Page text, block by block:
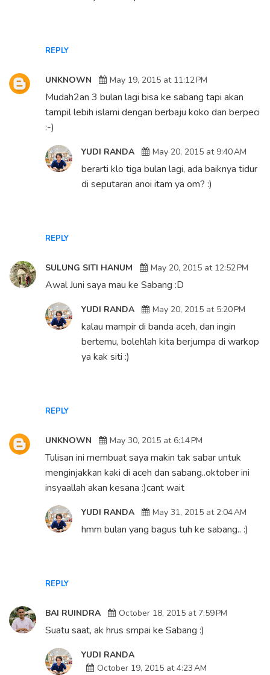
REPLY
UNKNOWN May 19, 2015 at 11:12 PM
Mudah2an 3 bulan lagi bisa ke sabang tapi akan
tampil lebih islami dengan berbaju koko dan berpeci
:-)
REPLY
YUDI RANDA May 20, 2015 at 9:40 AM
berarti klo tiga bulan lagi, ada baiknya tidur
di seputaran anoi itam ya om? :)
SULUNG SITI HANUM May 20, 2015 at 12:52 PM
Awal Juni saya mau ke Sabang :D
REPLY
YUDI RANDA May 20, 2015 at 5:20 PM
kalau mampir di banda aceh, dan ingin
bertemu, bolehlah kita berjumpa di warkop
ya kak siti :)
UNKNOWN May 30, 2015 at 6:14 PM
Tulisan ini membuat saya makin tak sabar untuk
menginjakkan kaki di aceh dan sabang..oktober ini
insyaallah akan kesana :)cant wait
REPLY
YUDI RANDA May 31, 2015 at 2:04 AM
hmm bulan yang bagus tuh ke sabang.. :)
BAI RUINDRA October 18, 2015 at 7:59 PM
Suatu saat, ak hrus smpai ke Sabang :)
YUDI RANDA
October 19, 2015 at 4:23 AM